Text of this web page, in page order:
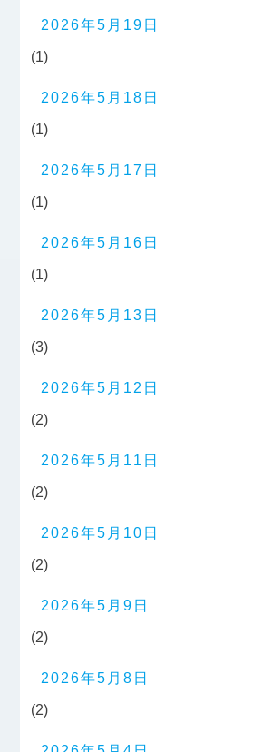
2026年5月19日
(1)
2026年5月18日
(1)
2026年5月17日
(1)
2026年5月16日
(1)
2026年5月13日
(3)
2026年5月12日
(2)
2026年5月11日
(2)
2026年5月10日
(2)
2026年5月9日
(2)
2026年5月8日
(2)